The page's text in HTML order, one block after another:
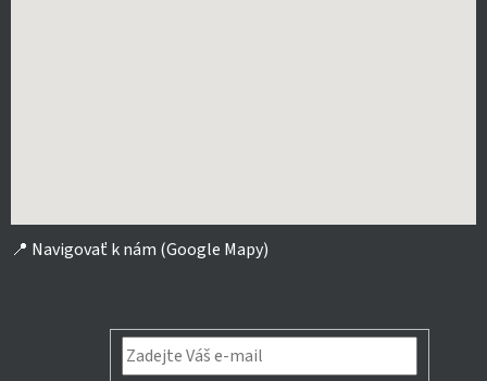
📍 Navigovať k nám (Google Mapy)